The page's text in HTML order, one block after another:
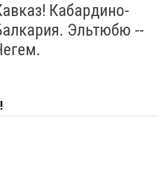
Кабардино-
Эльтюбю --